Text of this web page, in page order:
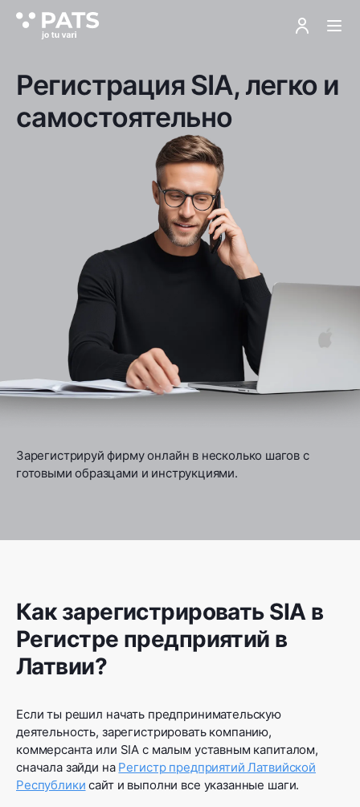
Регистрация SIA, легко и
самостоятельно
Зарегистрируй фирму онлайн в несколько шагов с
готовыми образцами и инструкциями.
Как зарегистрировать SIA в
Регистре предприятий в
Латвии?
Если ты решил начать предпринимательскую
деятельность, зарегистрировать компанию,
коммерсанта или SIA с малым уставным капиталом,
сначала зайди на Регистр предприятий Латвийской
Республики сайт и выполни все указанные шаги.